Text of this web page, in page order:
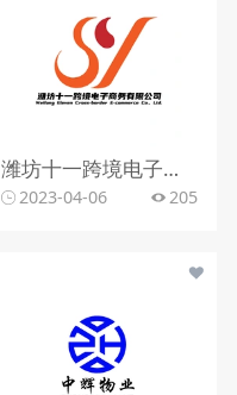
潍坊十一跨境电子商务有限公司
2023-04-06 205